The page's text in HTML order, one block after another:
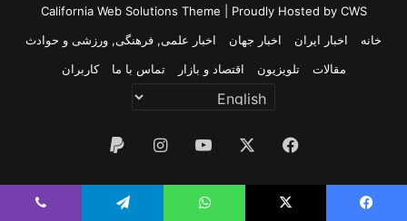
California Web Solutions Theme | Proudly Hosted by CWS
خانه
اخبار ایران اخبار جهان
اخبار علمی, فرهنگی, ورزشی و حوادث
مقالات
تلویزیون اقتصاد و بازار تماس با ما کاربران
فیس
بوک
یوتیوباینستاگرامپی‌پال